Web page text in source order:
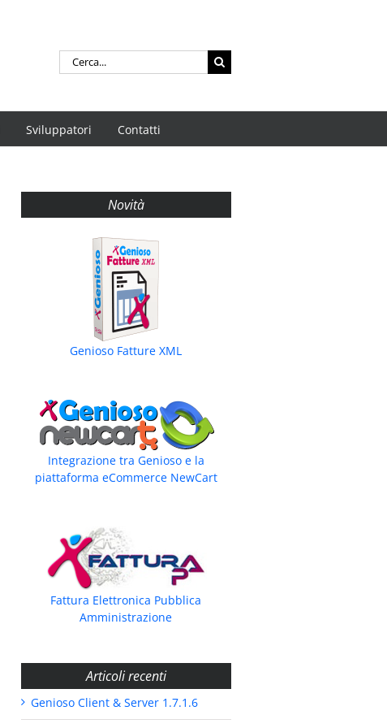
Cerca
per:
Sviluppatori Contatti
Novità
Genioso Fatture XML
Integrazione tra Genioso e la
piattaforma eCommerce NewCart
Fattura Elettronica Pubblica
Amministrazione
Articoli recenti
Genioso Client & Server 1.7.1.6